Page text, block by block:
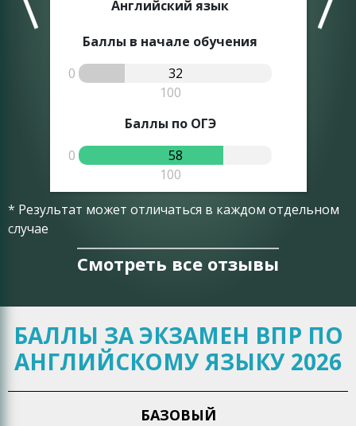
Английский язык
Баллы в начале обучения
0
32
100
Баллы по ОГЭ
0
58
100
* Результат может отличаться в каждом отдельном
случае
Смотреть все отзывы
БАЛЛЫ ЗА ЭКЗАМЕН ВПР ПО
АНГЛИЙСКОМУ ЯЗЫКУ 2026
БАЗОВЫЙ